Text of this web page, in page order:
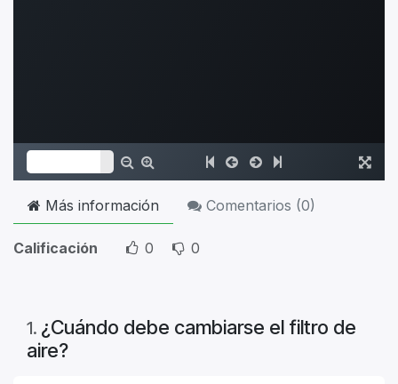
Más información Comentarios (0)
Calificación 0 0
1. ¿Cuándo debe cambiarse el filtro de
aire?